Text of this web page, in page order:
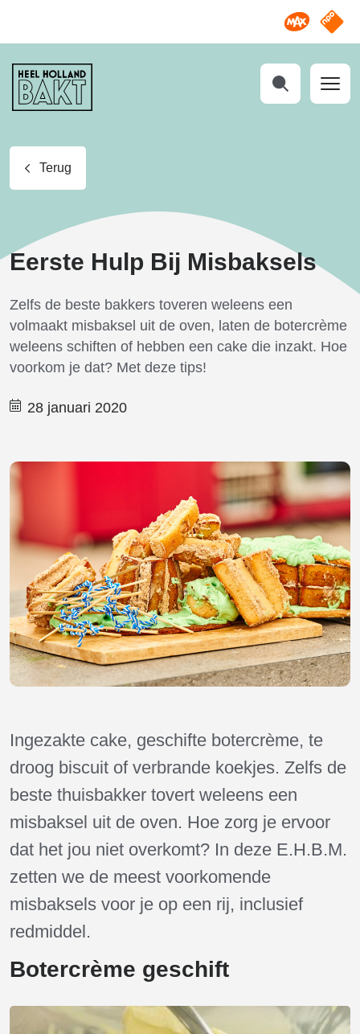
Omroep
NPO
Heel
Holland
Bakt
Terug
Eerste Hulp Bij Misbaksels
Zelfs de beste bakkers toveren weleens een
volmaakt misbaksel uit de oven, laten de botercrème
weleens schiften of hebben een cake die inzakt. Hoe
voorkom je dat? Met deze tips!
28 januari 2020
Ingezakte cake, geschifte botercrème, te
droog biscuit of verbrande koekjes. Zelfs de
beste thuisbakker tovert weleens een
misbaksel uit de oven. Hoe zorg je ervoor
dat het jou niet overkomt? In deze E.H.B.M.
zetten we de meest voorkomende
misbaksels voor je op een rij, inclusief
redmiddel.
Botercrème geschift